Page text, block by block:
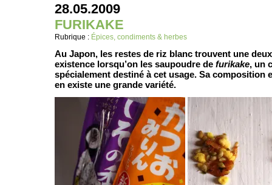
28.05.2009
FURIKAKE
Rubrique : Épices, condiments & herbes
Au Japon, les restes de riz blanc trouvent une
existence lorsqu’on les saupoudre de furikake, un
spécialement destiné à cet usage. Sa composition
en existe une grande variété.